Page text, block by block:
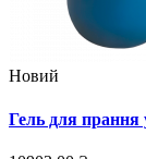
Новий
Гель для прання